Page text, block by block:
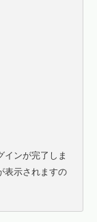
インが完了しま
表示されますの